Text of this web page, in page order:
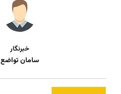
خبرنگار
سامان تواضع